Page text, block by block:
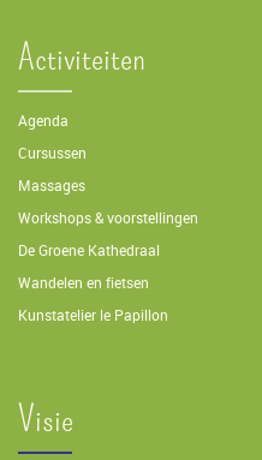
Activiteiten
Agenda
Cursussen
Massages
Workshops & voorstellingen
De Groene Kathedraal
Wandelen en fietsen
Kunstatelier le Papillon
Visie